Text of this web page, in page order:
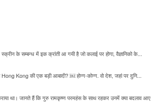
के सम्बन्ध में इक क्रांती आ गयी है जो कलाई पर होगा, वैज्ञानिको के...
Kong की एक बड़ी आबादी? ￼ होन्ग-कोन्ग. वो देश, जहां पर दुनि...
था। जानते हैं कि गुरु रामकृष्ण परमहंस के साथ रहकर उनमें क्या बदलाव आए